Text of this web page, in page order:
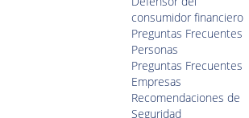
consumidor financiero
Preguntas Frecuentes
Personas
Preguntas Frecuentes
Empresas
Recomendaciones de
Seguridad